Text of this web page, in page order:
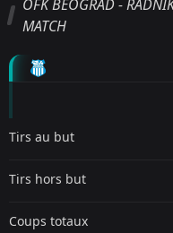
OFK BEOGRAD -
MATCH
Tirs au but
Tirs hors but
Coups totaux